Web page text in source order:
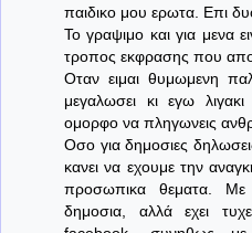
παιδικο μου ερωτα. Επι
Το γραψιμο και για μενα
τροπος εκφρασης που
Οταν ειμαι θυμωμενη
μεγαλωσει κι εγω
ομορφο να πληγωνεις
Οσο για δημοσιες
κανει να εχουμε την
προσωπικα θεματα. Με
δημοσια, αλλά εχει